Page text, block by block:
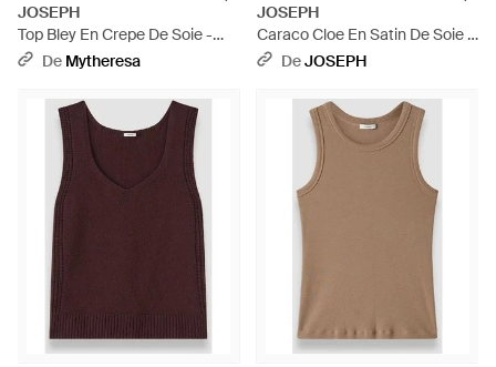
JOSEPH
Top Bley En Crepe De Soie -
NoirDe Mytheresa
JOSEPH
Caraco Cloe En Satin De Soie -
NoirDeJOSEPH